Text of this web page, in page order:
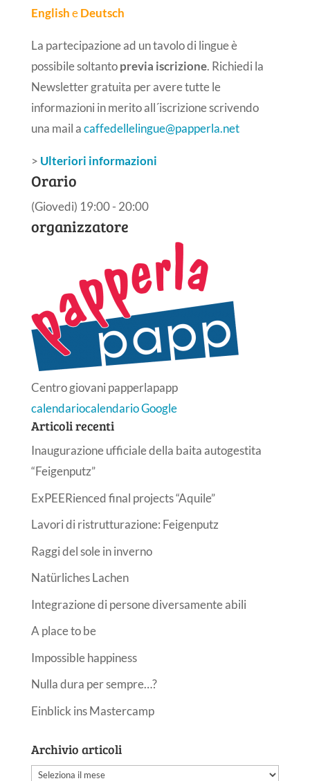
EnglisheDeutsch
La partecipazione ad un tavolo di lingue è
possibile soltantoprevia iscrizione. Richiedi la
Newsletter gratuita per avere tutte le
informazioni in merito all´iscrizione scrivendo
una mail acaffedellelingue@papperla.net
> Ulteriori informazioni
Orario
(Giovedi) 19:00 - 20:00
organizzatore
Centro giovani papperlapapp
calendariocalendario Google
Articoli recenti
Inaugurazione ufficiale della baita autogestita
“Feigenputz”
ExPEERienced final projects “Aquile”
Lavori di ristrutturazione: Feigenputz
Raggi del sole in inverno
Natürliches Lachen
Integrazione di persone diversamente abili
A place to be
Impossible happiness
Nulla dura per sempre…?
Einblick ins Mastercamp
Archivio articoli
Archivio